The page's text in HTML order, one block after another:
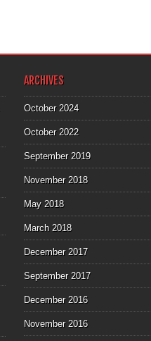
ARCHIVES
October 2024
October 2022
September 2019
November 2018
May 2018
March 2018
December 2017
September 2017
December 2016
November 2016